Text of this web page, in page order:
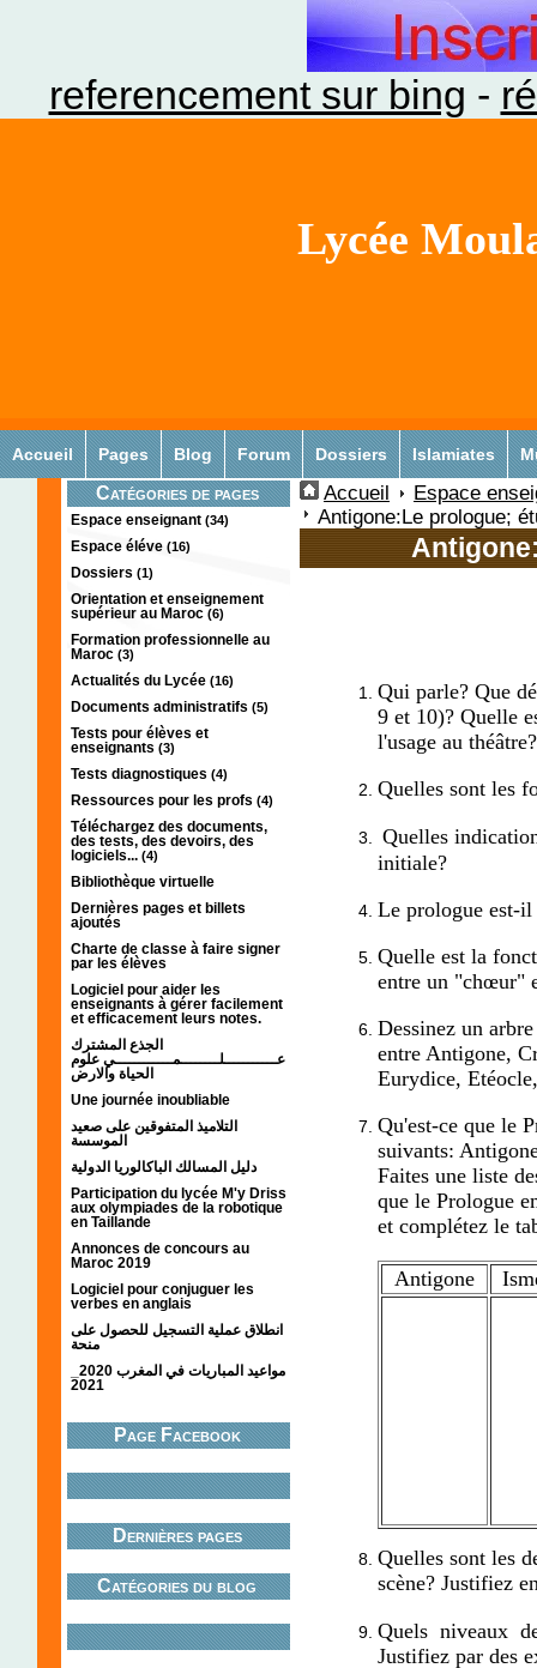
referencement sur bing -
Lycée
Accueil Pages Blog Forum Dossiers Islamiates
Catégories de pages
Espace enseignant (34)
Espace éléve (16)
Dossiers (1)
Orientation et enseignement
supérieur au Maroc (6)
Formation professionnelle au
Maroc (3)
Actualités du Lycée (16)
Documents administratifs (5)
Tests pour élèves et
enseignants (3)
Tests diagnostiques (4)
Ressources pour les profs (4)
Téléchargez des documents,
des tests, des devoirs, des
logiciels... (4)
Bibliothèque virtuelle
Dernières pages et billets
ajoutés
Charte de classe à faire signer
par les élèves
Logiciel pour aider les
enseignants à gérer facilement
et efficacement leurs notes.
الجذع المشترك
عـــــــــــلــــــــمــــــــــــي علوم
الحياة والارض
Une journée inoubliable
التلاميذ المتفوقين على صعيد
الموسسة
دليل المسالك الباكالوريا الدولية
Participation du lycée M'y Driss
aux olympiades de la robotique
en Taillande
Annonces de concours au
Maroc 2019
Logiciel pour conjuguer les
verbes en anglais
انطلاق عملية التسجيل للحصول على
منحة
2021
Page Facebook
Dernières pages
Catégories du blog
Accueil
Espace
Antigone:Le prologue;
Qui parle? Que
9 et 10)? Quelle
l'usage au théâtre?
Quelles sont les
Quelles
initiale?
Le prologue est-il
Quelle est la
entre un "chœur"
Dessinez un
entre Antigone,
Eurydice,
Qu'est-ce que le
suivants:
Faites une liste
que le Prologue
et complétez le
Antigone
Quelles sont les
scène? Justifiez
Quels niveaux
Justifiez par des